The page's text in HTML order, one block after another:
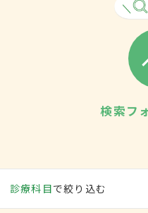
検索フ
診療科目で絞り込む